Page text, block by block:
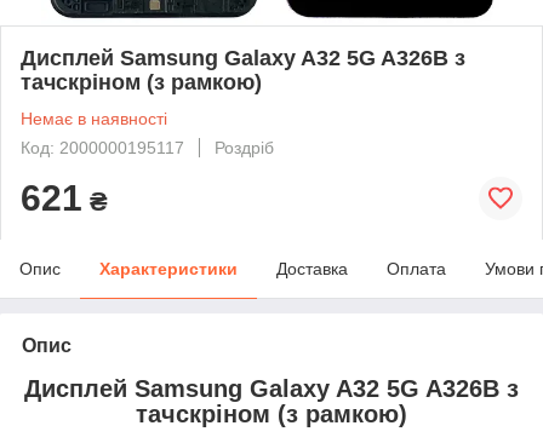
Дисплей Samsung Galaxy A32 5G A326B з
тачскріном (з рамкою)
Немає в наявності
Код: 2000000195117
Роздріб
621 ₴
Опис Характеристики Доставка Оплата Умови
Опис
Дисплей Samsung Galaxy A32 5G A326B з
тачскріном (з рамкою)